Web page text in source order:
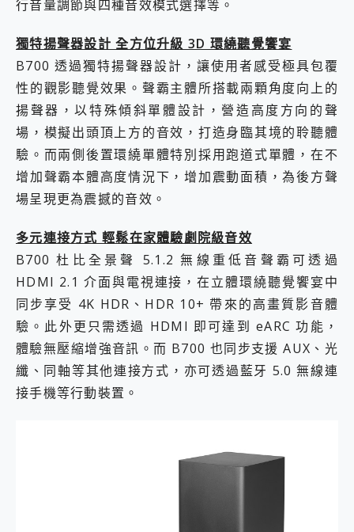
行音量調節與四種音效模式選擇等。
獨特揚聲器設計 全方位升級 3D 環繞聽覺饗宴
B700 透過獨特揚聲器設計，讓使用者感受極具包覆
性的觀影聽覺效果。聲霸主體所搭載兩顆角度向上的
揚聲器，以特殊傾斜單體設計，營造高度方向的聲
場，模擬出頭頂上方的音效，打造身臨其境的聆聽體
驗。而兩側後置環繞單體特別採用跑道式單體，在不
增加聲霸本體高度情況下，增加震動面積，為後方聲
場呈現更為震撼的音效。
多元連接方式 輕鬆在家體驗劇院級音效
B700 杜比全景聲 5.1.2 無線重低音聲霸可透過
HDMI 2.1 介面與電視連接，在立體環繞聽覺饗宴中
同步享受 4K HDR、HDR 10+ 帶來的高畫質影音體
驗。此外更只需透過 HDMI 即可達到 eARC 功能，
體驗無壓縮增強音訊。而 B700 也同步支援 AUX、光
纖、同軸等其他連接方式，亦可透過藍牙 5.0 無線連
接手機等行動裝置。